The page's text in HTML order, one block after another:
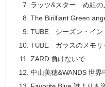
ラッツ&スター め組の
The Birilliant Green
TUBE シーズン・イン
TUBE ガラスのメモリ
ZARD 負けないで
中山美穂&WANDS 世界